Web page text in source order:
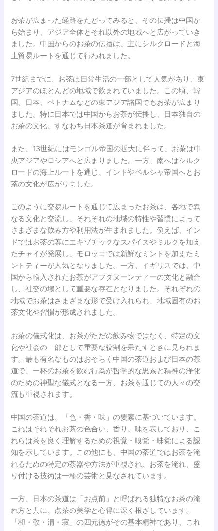
お茶が広まった経路をたどってみると、その伝播は中国か
ら始まり、アジア全体とそれ以外の地域へと広がっていき
ました。中国からのお茶の伝播は、主にシルクロードと海
上貿易ルートを通じて行われました。
7世紀までに、お茶は日常生活の一部として人気があり、東
アジアのほとんどの地域で飲まれていました。この頃、韓
国、日本、ベトナムなどの東アジア諸国でもお茶が広まり
ました。特に日本では中国からお茶が伝播し、日本独自の
お茶の文化、すなわち日本茶道が育まれました。
また、13世紀にはモンゴル帝国の拡大に伴って、お茶は中
央アジアやロシアへと広まりました。一方、南へはシルク
ロードの海上ルートを通じ、インドやペルシャ帝国へとお
茶の文化が広がりました。
このように交易ルートを通じて広まったお茶は、各地で異
なる文化と交流し、それぞれの地域の特性や習慣によって
さまざまな飲み方や利用法が生まれました。例えば、イン
ドではお茶の葉にエキゾチックなスパイスやミルクを加え
たチャイが発展し、モロッコでは新鮮なミントを加えたミ
ントティーが人気となりました。一方、イギリスでは、中
国から輸入されたお茶がアフタヌーンティーの文化と融合
し、社交の場として重要な存在となりました。それぞれの
地域でお茶はさまざまな形で受け入れられ、地域固有のお
茶文化や習慣が形成されました。
お茶の儀式化は、お茶がただの飲み物ではなく、特定の文
化や社会の一部として重要な役割を果たすときに見られま
す。最も有名なものはおそらく中国の茶道および日本の茶
道で、一杯のお茶を飲む行為が哲学的な思索と精神の浄化
のための神聖な儀式となる一方、お茶を通じての人々の交
流も重視されます。
中国の茶道は、「色・香・味」の要素に基づいています。
これはそれぞれお茶の色合い、香り、味を表しており、こ
れらは茶を良く理解するための視覚・嗅覚・味覚による認
知を示しています。この他にも、中国の茶道ではお茶を淹
れるための特定の茶器や方法が重視され、お茶を淹れ、盛
り付ける技術は一種の芸術と見なされています。
一方、日本の茶道は「お点前」と呼ばれる独特なお茶の淹
れ方と共に、点茶の美学と心得に深く根ざしています。
「和・敬・清・寂」の四元徳がその基本精神であり、これ